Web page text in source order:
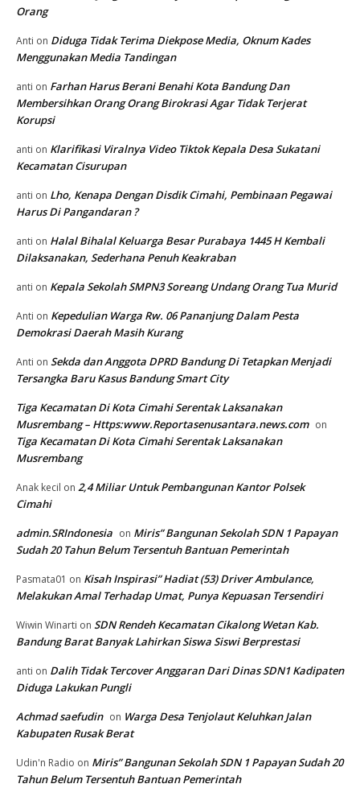
Orang
Anti on Diduga Tidak Terima Diekpose Media, Oknum Kades
Menggunakan Media Tandingan
anti on Farhan Harus Berani Benahi Kota Bandung Dan
Membersihkan Orang Orang Birokrasi Agar Tidak Terjerat
Korupsi
anti on Klarifikasi Viralnya Video Tiktok Kepala Desa Sukatani
Kecamatan Cisurupan
anti on Lho, Kenapa Dengan Disdik Cimahi, Pembinaan Pegawai
Harus Di Pangandaran ?
anti on Halal Bihalal Keluarga Besar Purabaya 1445 H Kembali
Dilaksanakan, Sederhana Penuh Keakraban
anti on Kepala Sekolah SMPN3 Soreang Undang Orang Tua Murid
Anti on Kepedulian Warga Rw. 06 Pananjung Dalam Pesta
Demokrasi Daerah Masih Kurang
Anti on Sekda dan Anggota DPRD Bandung Di Tetapkan Menjadi
Tersangka Baru Kasus Bandung Smart City
Tiga Kecamatan Di Kota Cimahi Serentak Laksanakan
Musrembang – Https:www.Reportasenusantara.news.com on
Tiga Kecamatan Di Kota Cimahi Serentak Laksanakan
Musrembang
Anak kecil on 2,4 Miliar Untuk Pembangunan Kantor Polsek
Cimahi
admin.SRIndonesia on Miris” Bangunan Sekolah SDN 1 Papayan
Sudah 20 Tahun Belum Tersentuh Bantuan Pemerintah
Pasmata01 on Kisah Inspirasi” Hadiat (53) Driver Ambulance,
Melakukan Amal Terhadap Umat, Punya Kepuasan Tersendiri
Wiwin Winarti on SDN Rendeh Kecamatan Cikalong Wetan Kab.
Bandung Barat Banyak Lahirkan Siswa Siswi Berprestasi
anti on Dalih Tidak Tercover Anggaran Dari Dinas SDN1 Kadipaten
Diduga Lakukan Pungli
Achmad saefudin on Warga Desa Tenjolaut Keluhkan Jalan
Kabupaten Rusak Berat
Udin'n Radio on Miris” Bangunan Sekolah SDN 1 Papayan Sudah 20
Tahun Belum Tersentuh Bantuan Pemerintah